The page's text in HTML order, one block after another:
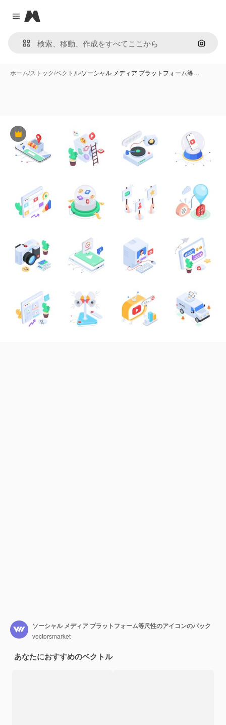
Close menu
Magnific
画像で
ホーム/ストック/ベクトル/ソーシャル メディア プラットフォーム等…
Premium
ソーシャル メディア プラットフォーム等尺性のアイコンのパック
vectorsmarket
あなたにおすすめのベクトル